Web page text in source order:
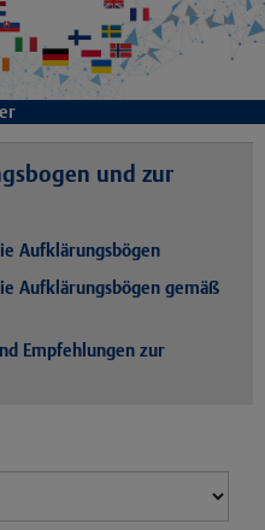
und zur
Aufklärungsbögen
Aufklärungsbögen gemäß
Empfehlungen zur